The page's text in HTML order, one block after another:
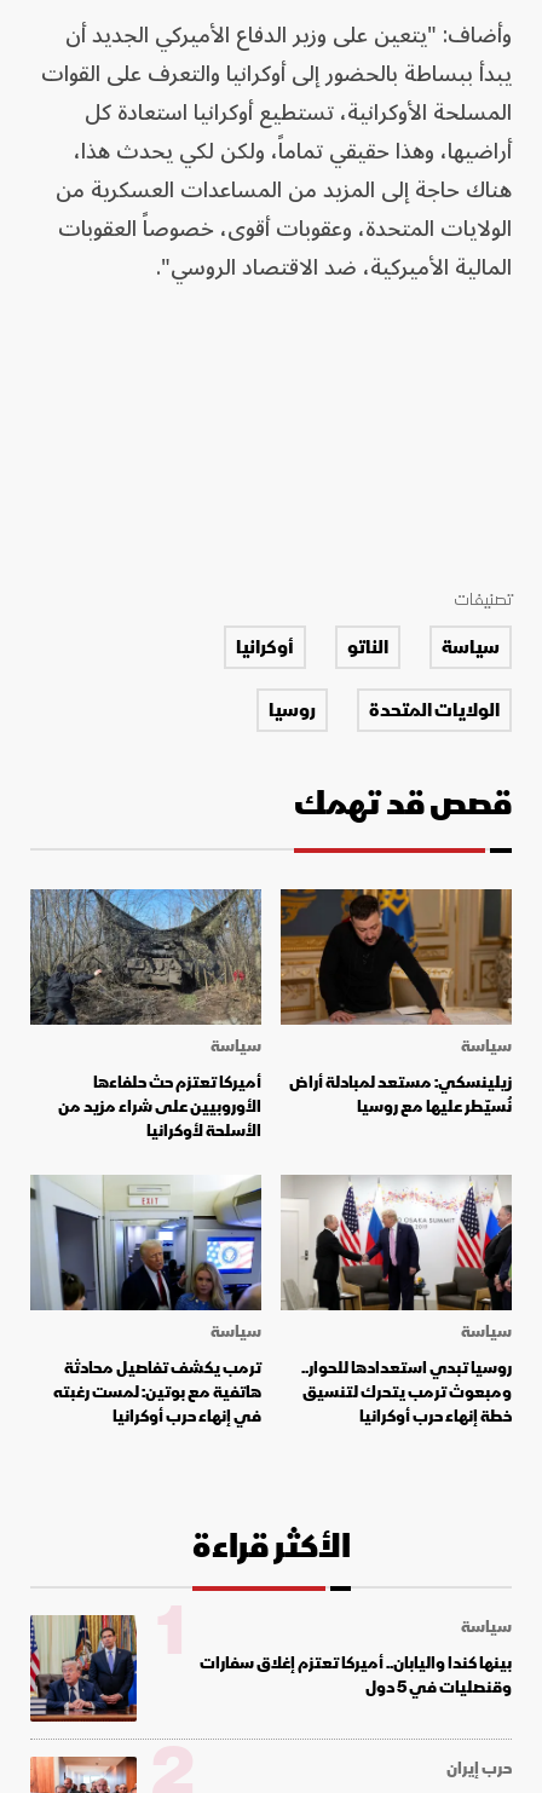
وأضاف: "يتعين على وزير الدفاع الأميركي الجديد أن
يبدأ ببساطة بالحضور إلى أوكرانيا والتعرف على القوات
المسلحة الأوكرانية، تستطيع أوكرانيا استعادة كل
أراضيها، وهذا حقيقي تماماً، ولكن لكي يحدث هذا،
هناك حاجة إلى المزيد من المساعدات العسكرية من
الولايات المتحدة، وعقوبات أقوى، خصوصاً العقوبات
المالية الأميركية، ضد الاقتصاد الروسي".
تصنيفات
سياسة الناتو
أوكرانيا
الولايات المتحدة
روسيا
قصص قد تهمك
سياسة
زيلينسكي: مستعد لمبادلة أراض
نُسيّطر عليها مع روسيا
سياسة
أميركا تعتزم حث حلفاءها
الأوروبيين على شراء مزيد من
الأسلحة لأوكرانيا
سياسة
روسيا تبدي استعدادها للحوار..
ومبعوث ترمب يتحرك لتنسيق
خطة إنهاء حرب أوكرانيا
سياسة
ترمب يكشف تفاصيل محادثة
هاتفية مع بوتين: لمست رغبته
في إنهاء حرب أوكرانيا
الأكثر قراءة
سياسة
بينها كندا واليابان.. أميركا تعتزم إغلاق سفارات
وقنصليات في 5 دول
1
حرب إيران